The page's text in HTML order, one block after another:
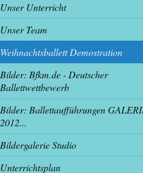
Unser Unterricht
Unser Team
Weihnachtsballett Demostration
Bilder: Bfkm.de - Deutscher
Ballettwettbewerb
Bilder: Ballettaufführungen
2012...
Bildergalerie Studio
Unterrichtsplan